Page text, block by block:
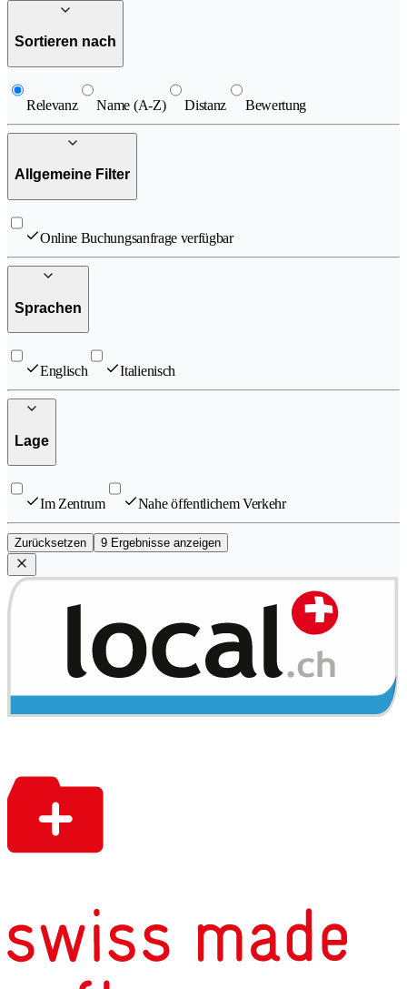
Sortieren nach
Relevanz Name (A-Z) Distanz Bewertung
Allgemeine Filter
Online Buchungsanfrage verfügbar
Sprachen
Englisch Italienisch
Lage
Im Zentrum Nahe öffentlichem Verkehr
Zurücksetzen 9 Ergebnisse anzeigen